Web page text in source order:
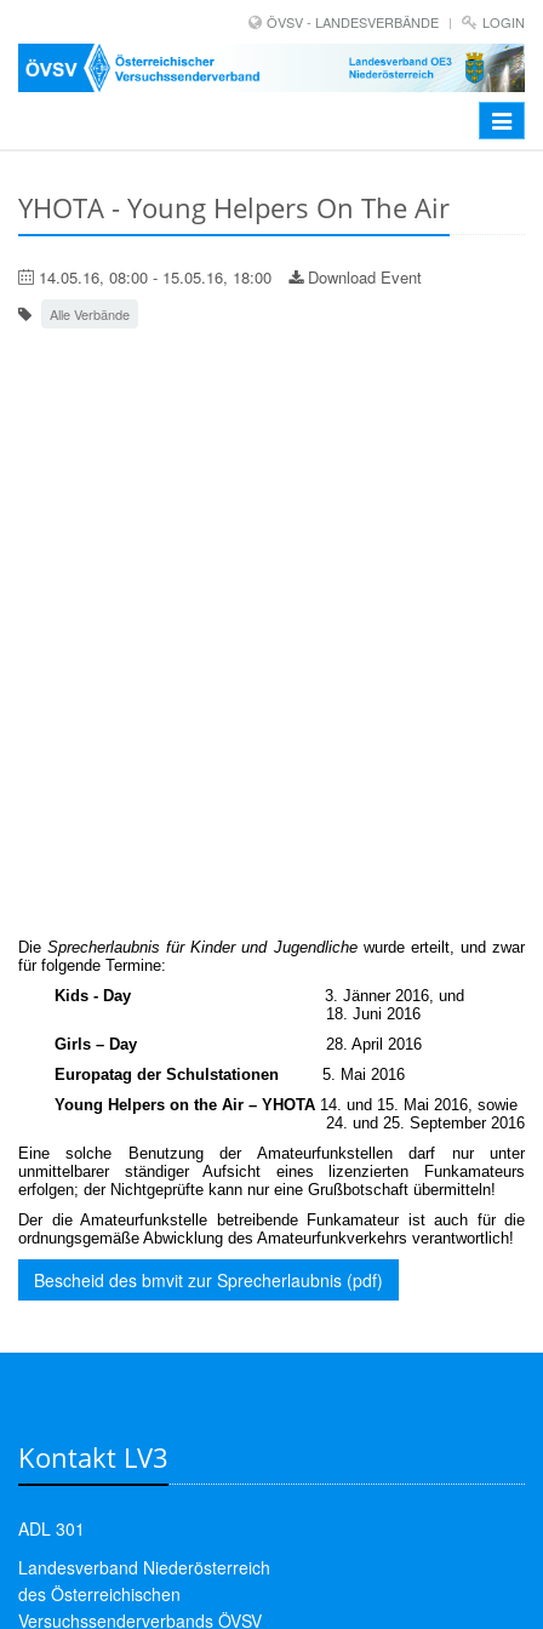
ÖVSV - LANDESVERBÄNDE LOGIN
Toggle
YHOTA - Young Helpers On The Air
14.05.16, 08:00 - 15.05.16, 18:00 Download Event
Alle Verbände
DieSprecherlaubnis für Kinder und Jugendlichewurde erteilt, und zwar
für folgende Termine:
Kids - Day 3. Jänner 2016, und
18. Juni 2016
Girls – Day 28. April 2016
Europatag der Schulstationen 5. Mai 2016
Young Helpers on the Air – YHOTA 14. und 15. Mai 2016, sowie
24. und 25. September 2016
Eine solche Benutzung der Amateurfunkstellen darf nur unter
unmittelbarer ständiger Aufsicht eines lizenzierten Funkamateurs
erfolgen; der Nichtgeprüfte kann nur eine Grußbotschaft übermitteln!
Der die Amateurfunkstelle betreibende Funkamateur ist auch für die
ordnungsgemäße Abwicklung des Amateurfunkverkehrs verantwortlich!
Bescheid des bmvit zur Sprecherlaubnis (pdf)
Kontakt LV3
ADL 301
Landesverband Niederösterreich
des Österreichischen
Versuchssenderverbands ÖVSV